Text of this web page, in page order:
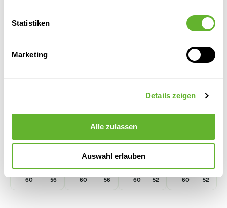
Statistiken
Marketing
Details zeigen
Alle zulassen
Auswahl erlauben
Classico
Set Anthrazit
60 56
Classico
Set Weiß
6LECR6080
60 56
Cuenco
Pot
60 52
Maceta
Round
60 52